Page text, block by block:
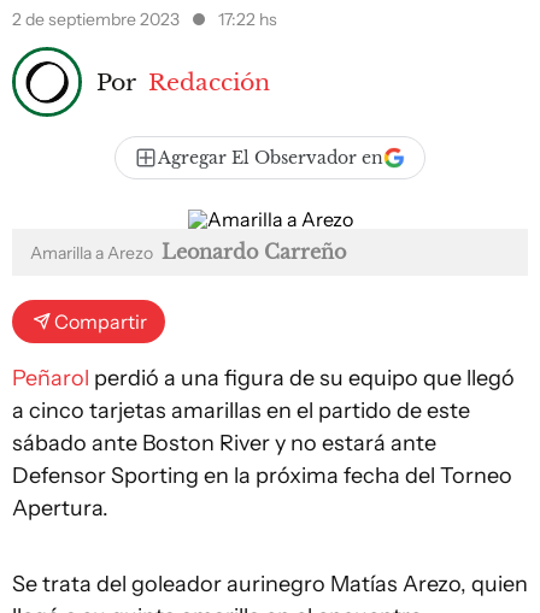
2 de septiembre 2023
17:22 hs
Por Redacción
Agregar El Observador en
Amarilla a Arezo Leonardo Carreño
Compartir
Peñarol perdió a una figura de su equipo que llegó
a cinco tarjetas amarillas en el partido de este
sábado ante Boston River y no estará ante
Defensor Sporting en la próxima fecha del Torneo
Apertura.
Se trata del goleador aurinegro Matías Arezo, quien